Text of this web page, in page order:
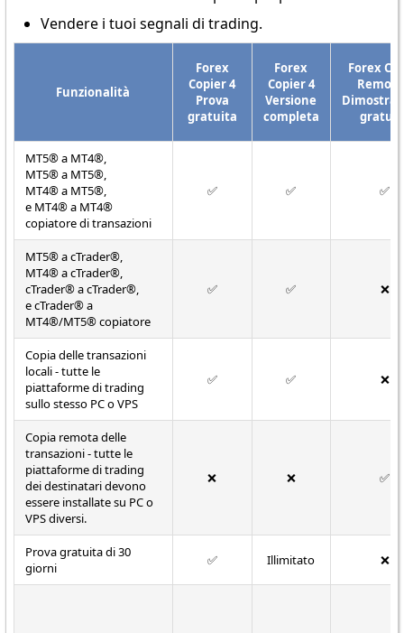
Vendere i tuoi segnali di trading.
Funzionalità
Forex
Copier 4
Prova
gratuita
Forex
Copier 4
Versione
completa
Forex
MT5® a MT4®,
MT5® a MT5®,
MT4® a MT5®,
e MT4® a MT4®
copiatore di transazioni
✅ ✅ ✅
MT5® a cTrader®,
MT4® a cTrader®,
cTrader® a cTrader®,
e cTrader® a
MT4®/MT5® copiatore
✅ ✅ ❌
Copia delle transazioni
locali - tutte le
piattaforme di trading
sullo stesso PC o VPS
✅ ✅ ❌
Copia remota delle
transazioni - tutte le
piattaforme di trading
dei destinatari devono
essere installate su PC o
VPS diversi.
❌ ❌ ✅
Prova gratuita di 30
giorni
✅ Illimitato ❌